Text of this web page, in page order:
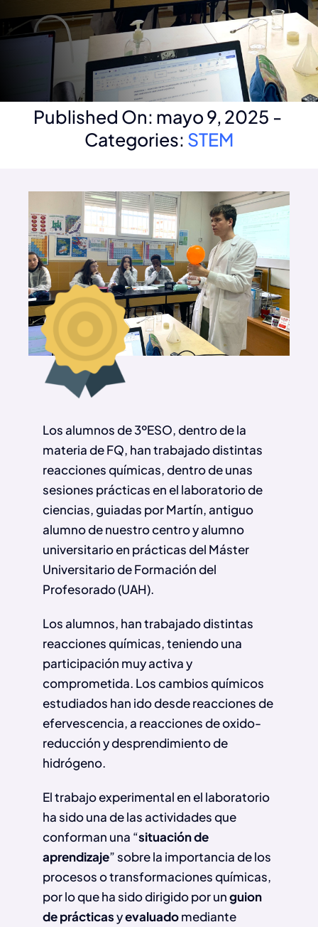
Noticias
Noticias
Published On: mayo 9, 2025 -
Categories: STEM
Los alumnos de 3ºESO, dentro de la
materia de FQ, han trabajado distintas
reacciones químicas, dentro de unas
sesiones prácticas en el laboratorio de
ciencias, guiadas por Martín, antiguo
alumno de nuestro centro y alumno
universitario en prácticas del Máster
Universitario de Formación del
Profesorado (UAH).
Los alumnos, han trabajado distintas
reacciones químicas, teniendo una
participación muy activa y
comprometida. Los cambios químicos
estudiados han ido desde reacciones de
efervescencia, a reacciones de oxido-
reducción y desprendimiento de
hidrógeno.
El trabajo experimental en el laboratorio
ha sido una de las actividades que
conforman una “situación de
aprendizaje” sobre la importancia de los
procesos o transformaciones químicas,
por lo que ha sido dirigido por unguion
de prácticasyevaluadomediante